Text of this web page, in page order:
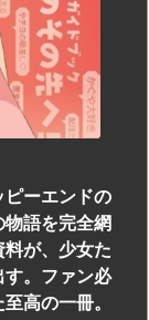
ーエンドの
語を完全網
が、少女た
。ファン必
高の一冊。